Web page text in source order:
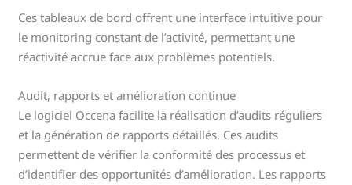
Ces tableaux de bord offrent une interface intuitive pour
le monitoring constant de l’activité, permettant une
réactivité accrue face aux problèmes potentiels.
Audit, rapports et amélioration continue
Le logiciel Occena facilite la réalisation d’audits réguliers
et la génération de rapports détaillés. Ces audits
permettent de vérifier la conformité des processus et
d’identifier des opportunités d’amélioration. Les rapports